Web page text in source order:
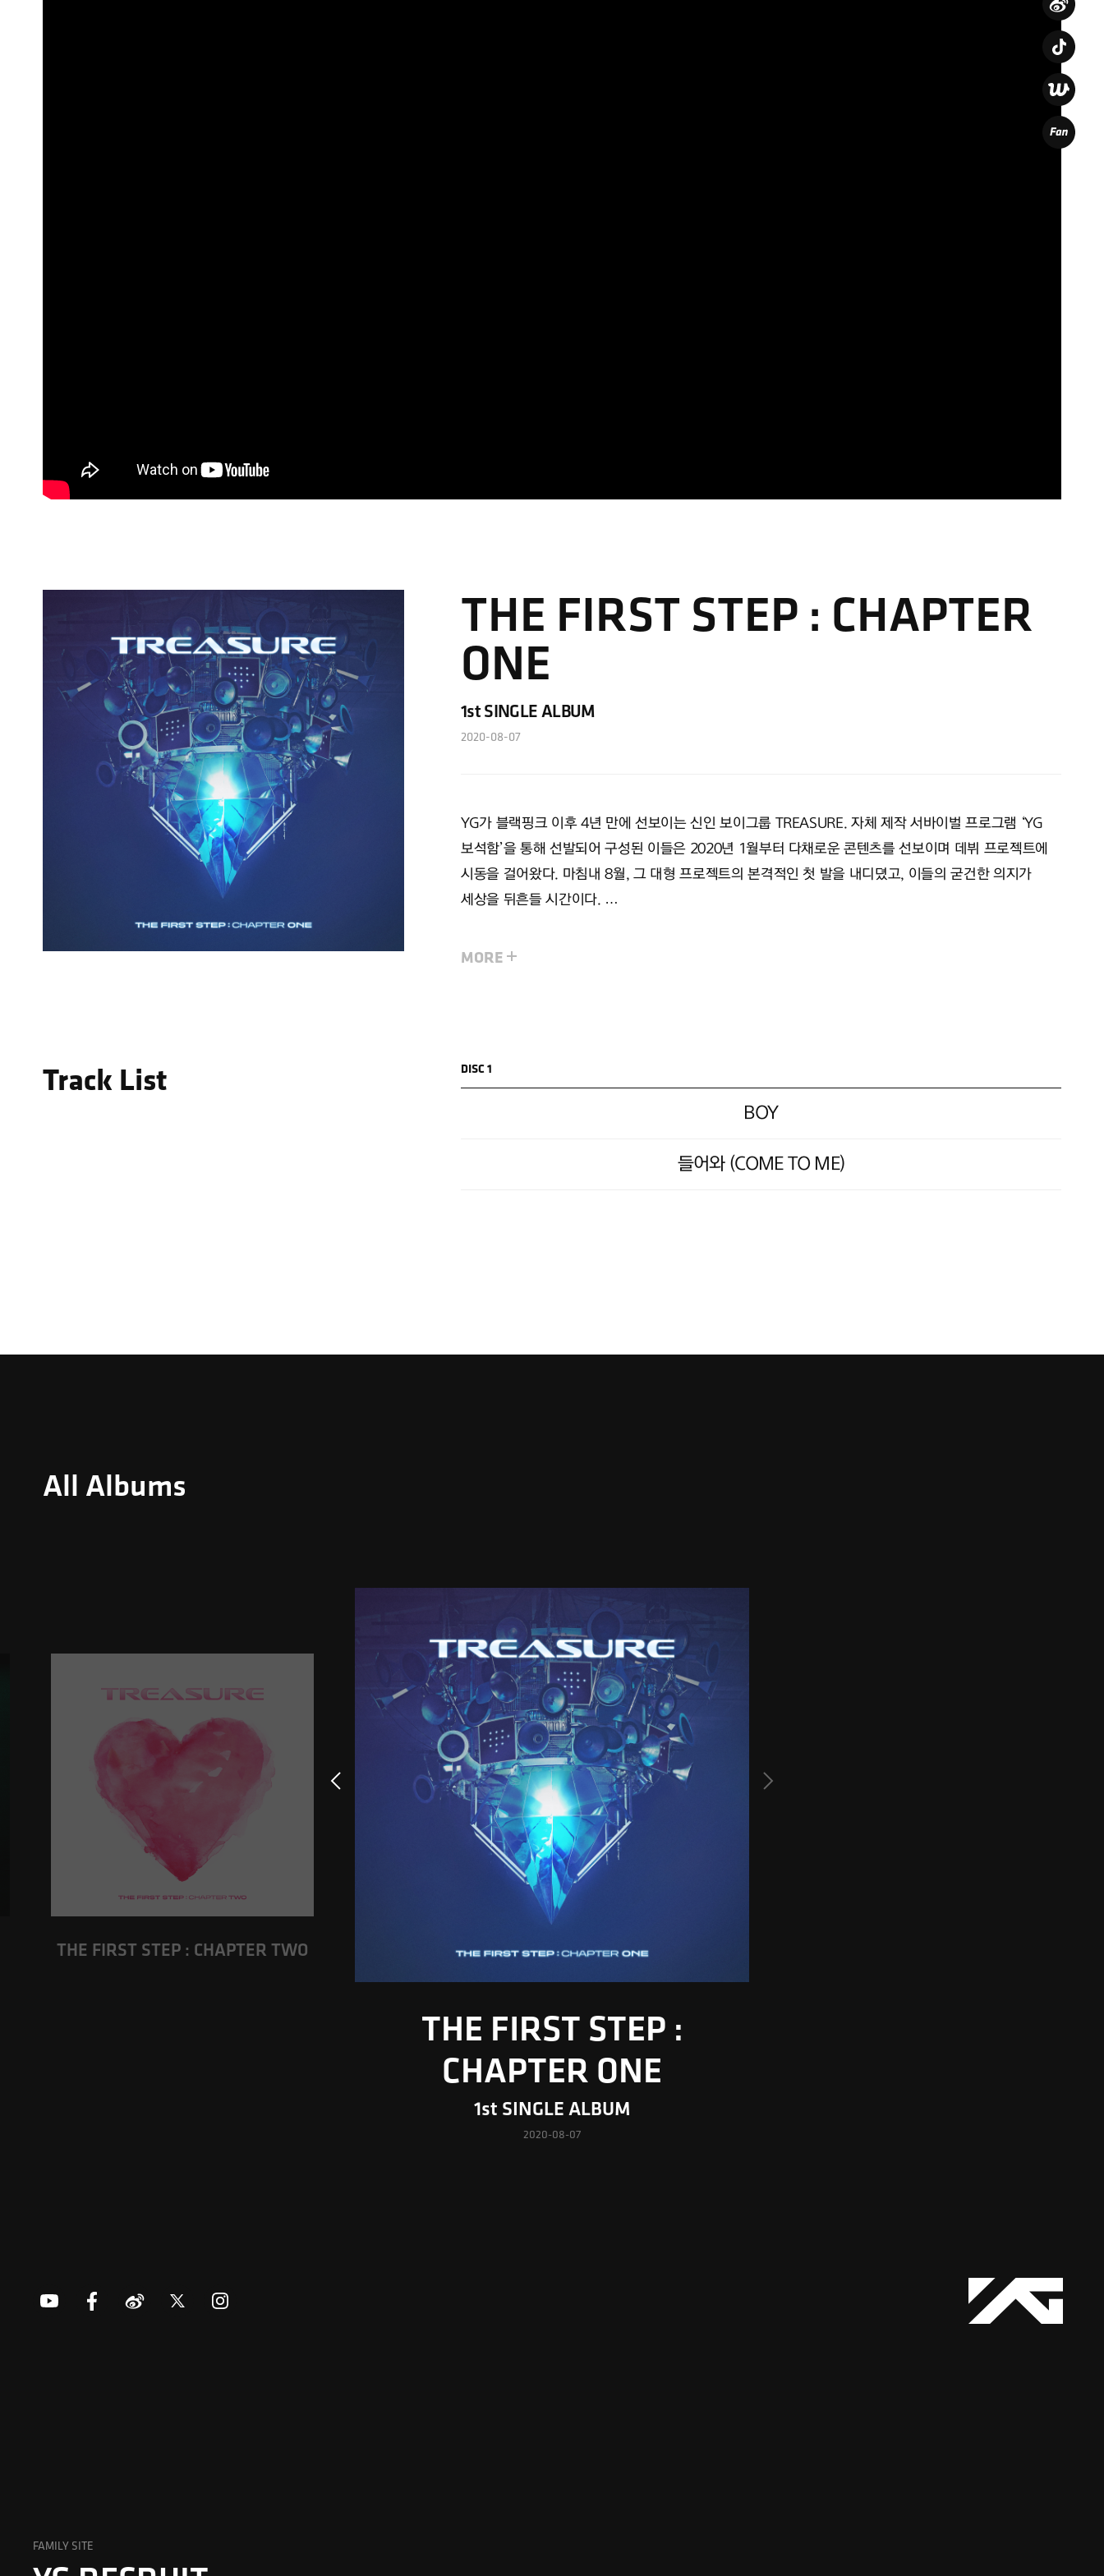
THE FIRST STEP : CHAPTER
ONE
1st SINGLE ALBUM
2020-08-07
YG가 블랙핑크 이후 4년 만에 선보이는 신인 보이그룹 TREASURE. 자체 제작 서바이벌 프로그램 ‘YG
보석함’을 통해 선발되어 구성된 이들은 2020년 1월부터 다채로운 콘텐츠를 선보이며 데뷔 프로젝트에
시동을 걸어왔다. 마침내 8월, 그 대형 프로젝트의 본격적인 첫 발을 내디뎠고, 이들의 굳건한 의지가
세상을 뒤흔들 시간이다.
처음들을 담아낼 예정이다. 그 중에서도 CHAPTER ONE에서는 처음 사랑에 빠진 어린 소년의 감정을
Track List DISC 1
BOY
들어와 (COME TO ME)
All Albums
THE FIRST STEP : CHAPTER TWO
THE FIRST STEP :
CHAPTER ONE
1st SINGLE ALBUM
2020-08-07
FAMILY SITE